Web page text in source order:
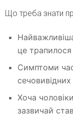
Що треба знати
це
Симптоми
сечовивідних
Хоча
зазвичай